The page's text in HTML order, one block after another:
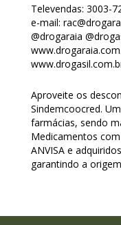
Televendas: 3003-
e-mail:
@drogaraia
Aproveite os
Sindemcoocred.
farmácias, sendo
Medicamentos
ANVISA e
garantindo a